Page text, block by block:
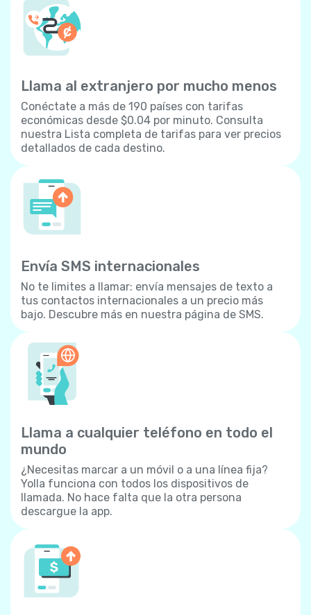
Llama al extranjero por mucho menos
Conéctate a más de 190 países con tarifas
económicas desde $0.04 por minuto. Consulta
nuestra Lista completa de tarifas para ver precios
detallados de cada destino.
Envía SMS internacionales
No te limites a llamar: envía mensajes de texto a
tus contactos internacionales a un precio más
bajo. Descubre más en nuestra página de SMS.
Llama a cualquier teléfono en todo el
mundo
¿Necesitas marcar a un móvil o a una línea fija?
Yolla funciona con todos los dispositivos de
llamada. No hace falta que la otra persona
descargue la app.